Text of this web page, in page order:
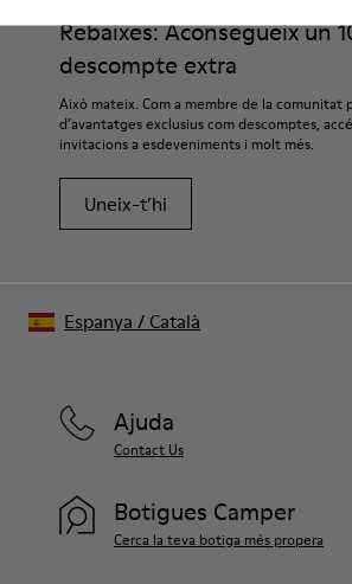
Rebaixes: Aconsegueix un
descompte extra
Això mateix. Com a membre de la comunitat
d’avantatges exclusius com descomptes,
invitacions a esdeveniments i molt més.
Uneix-t’hi
Ajuda
Contact Us
Botigues Camper
Cerca la teva botiga més propera
Espanya / Català